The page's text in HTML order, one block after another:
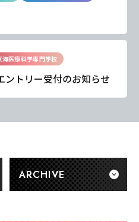
海医療科学専門学校
トリー受付のお知らせ
ARCHIVE